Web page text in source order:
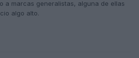
a marcas generalistas, alguna de ellas
algo alto.